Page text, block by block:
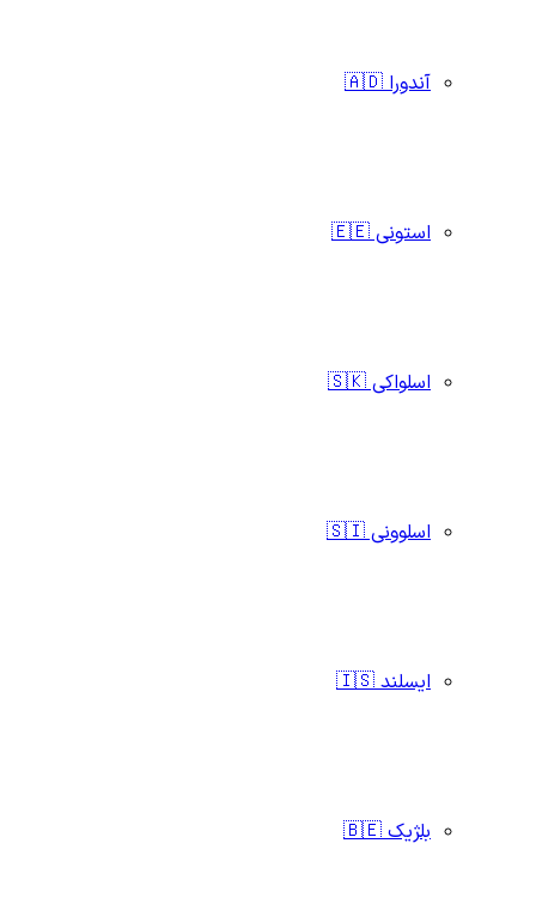
آندورا 🇦🇩
استونی 🇪🇪
اسلواکی 🇸🇰
اسلوونی 🇸🇮
ایسلند 🇮🇸
بلژیک 🇧🇪